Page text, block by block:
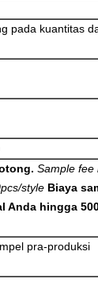
pada kuantitas
Sample fee
style Biaya
Anda hingga
pra-produksi